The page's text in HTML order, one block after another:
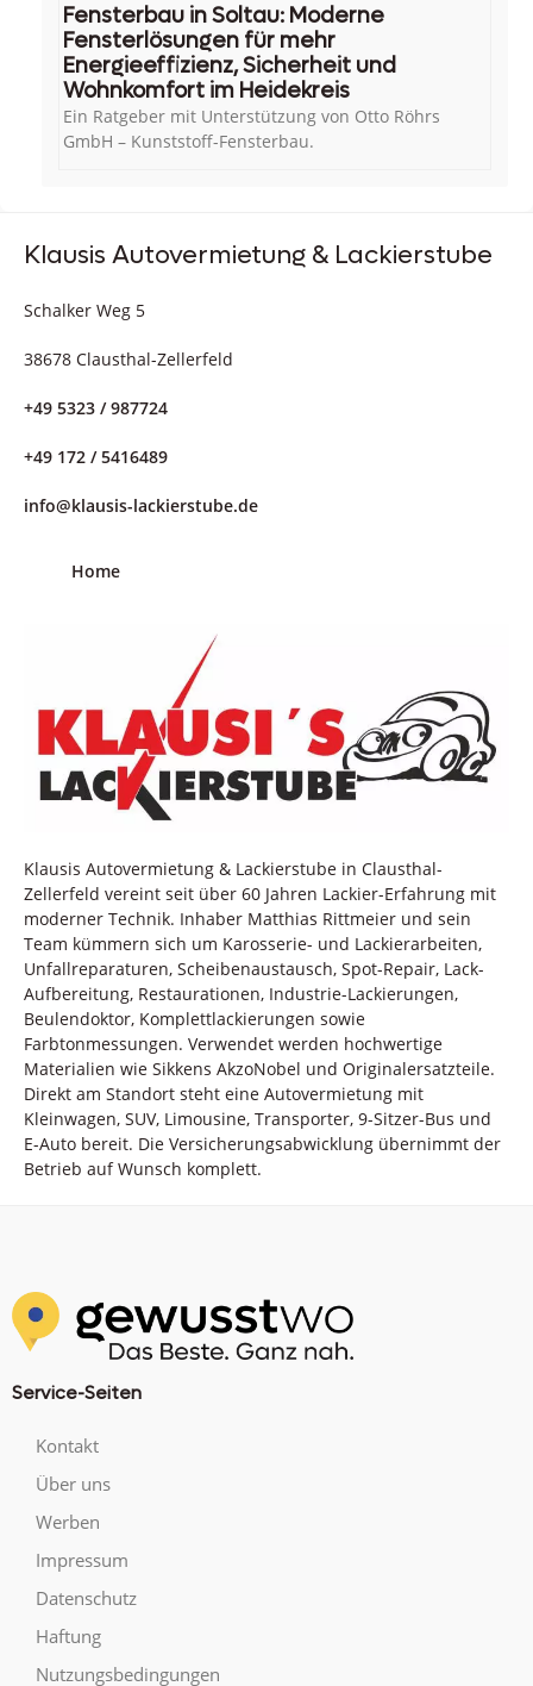
Fensterbau in Soltau: Moderne
Fensterlösungen für mehr
Energieeffizienz, Sicherheit und
Wohnkomfort im Heidekreis
Ein Ratgeber mit Unterstützung von Otto Röhrs
GmbH – Kunststoff-Fensterbau.
Klausis Autovermietung & Lackierstube
Schalker Weg 5
38678 Clausthal-Zellerfeld
+49 5323 / 987724
+49 172 / 5416489
info@klausis-lackierstube.de
Home
Klausis Autovermietung & Lackierstube in Clausthal-
Zellerfeld vereint seit über 60 Jahren Lackier-Erfahrung mit
moderner Technik. Inhaber Matthias Rittmeier und sein
Team kümmern sich um Karosserie- und Lackierarbeiten,
Unfallreparaturen, Scheibenaustausch, Spot-Repair, Lack-
Aufbereitung, Restaurationen, Industrie-Lackierungen,
Beulendoktor, Komplettlackierungen sowie
Farbtonmessungen. Verwendet werden hochwertige
Materialien wie Sikkens AkzoNobel und Originalersatzteile.
Direkt am Standort steht eine Autovermietung mit
Kleinwagen, SUV, Limousine, Transporter, 9-Sitzer-Bus und
E-Auto bereit. Die Versicherungsabwicklung übernimmt der
Betrieb auf Wunsch komplett.
Service-Seiten
Kontakt
Über uns
Werben
Impressum
Datenschutz
Haftung
Nutzungsbedingungen